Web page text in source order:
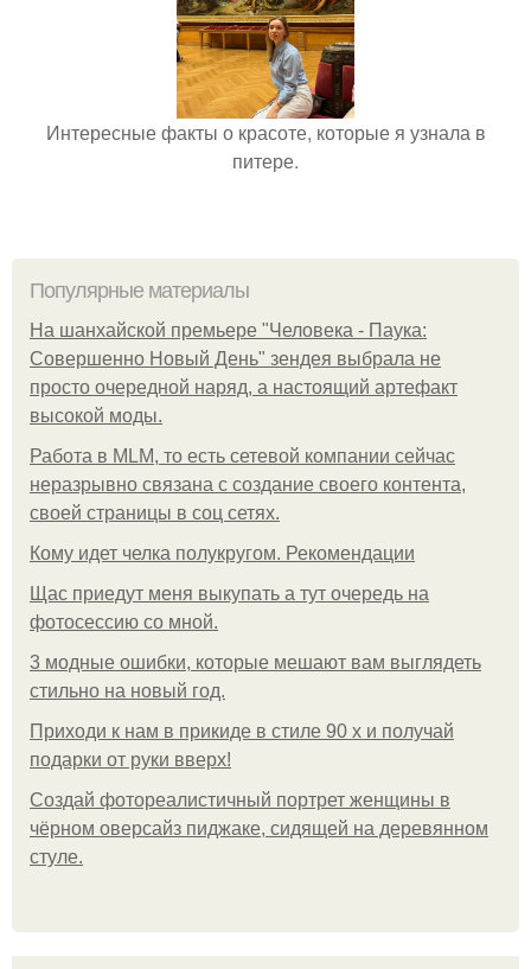
Интересные факты о красоте, которые я узнала в
питере.
Популярные материалы
На шанхайской премьере "Человека - Паука:
Совершенно Новый День" зендея выбрала не
просто очередной наряд, а настоящий артефакт
высокой моды.
Работа в MLM, то есть сетевой компании сейчас
неразрывно связана с создание своего контента,
своей страницы в соц сетях.
Кому идет челка полукругом. Рекомендации
Щас приедут меня выкупать а тут очередь на
фотосессию со мной.
3 модные ошибки, которые мешают вам выглядеть
стильно на новый год.
Приходи к нам в прикиде в стиле 90 х и получай
подарки от руки вверх!
Создай фотореалистичный портрет женщины в
чёрном оверсайз пиджаке, сидящей на деревянном
стуле.